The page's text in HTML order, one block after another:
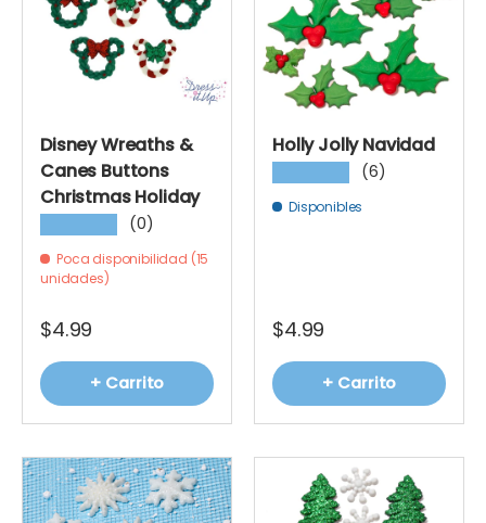
Disney Wreaths &
Canes Buttons
Christmas Holiday
(0)
Poca disponibilidad (15
unidades)
$4.99
+ Carrito
Holly Jolly Navidad
(6)
Disponibles
$4.99
+ Carrito